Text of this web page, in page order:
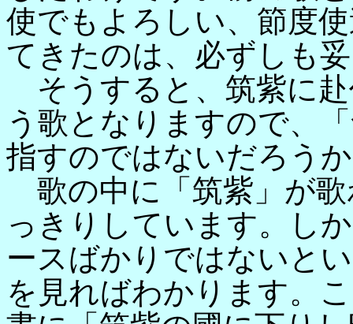
使でもよろしい、節度
てきたのは、必ずしも
そうすると、筑紫に
う歌となりますので、
指すのではないだろう
歌の中に「筑紫」が
っきりしています。し
ースばかりではないと
を見ればわかります。